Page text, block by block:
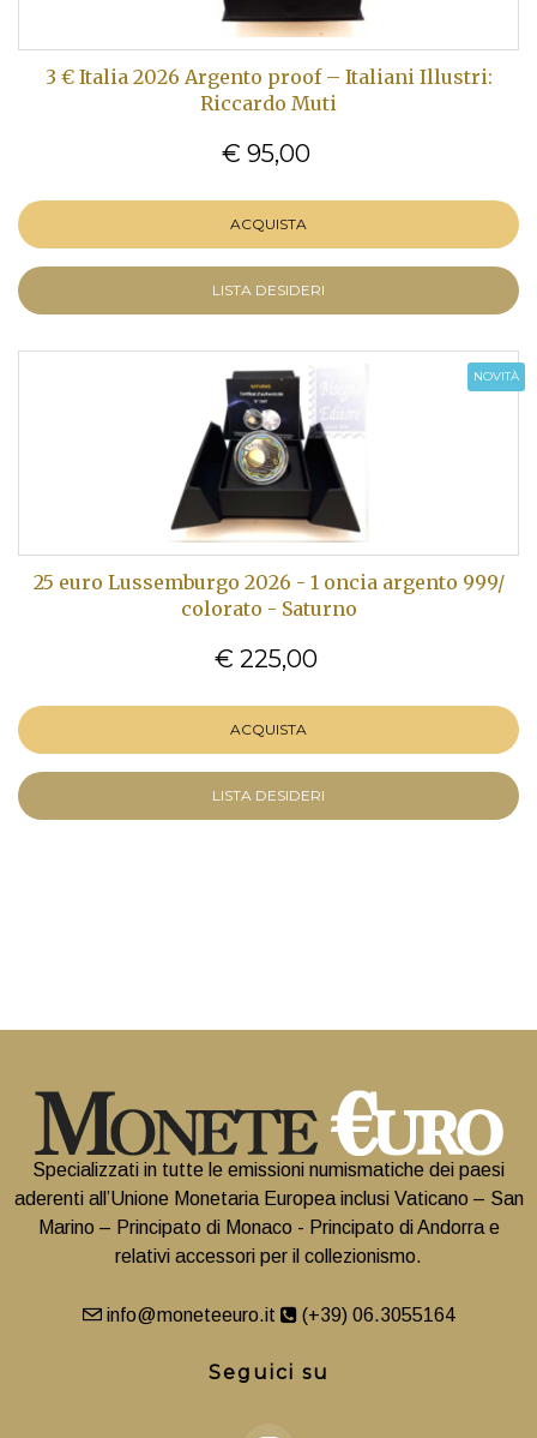
3 € Italia 2026 Argento proof – Italiani Illustri:
Riccardo Muti
€ 95,00
ACQUISTA
LISTA DESIDERI
NOVITÀ
25 euro Lussemburgo 2026 - 1 oncia argento 999/
colorato - Saturno
€ 225,00
ACQUISTA
LISTA DESIDERI
Specializzati in tutte le emissioni numismatiche dei paesi
aderenti all’Unione Monetaria Europea inclusi Vaticano – San
Marino – Principato di Monaco - Principato di Andorra e
relativi accessori per il collezionismo.
info@moneteeuro.it (+39) 06.3055164
Seguici su